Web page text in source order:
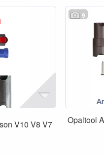
V10 V8 V7
9
Opaltool